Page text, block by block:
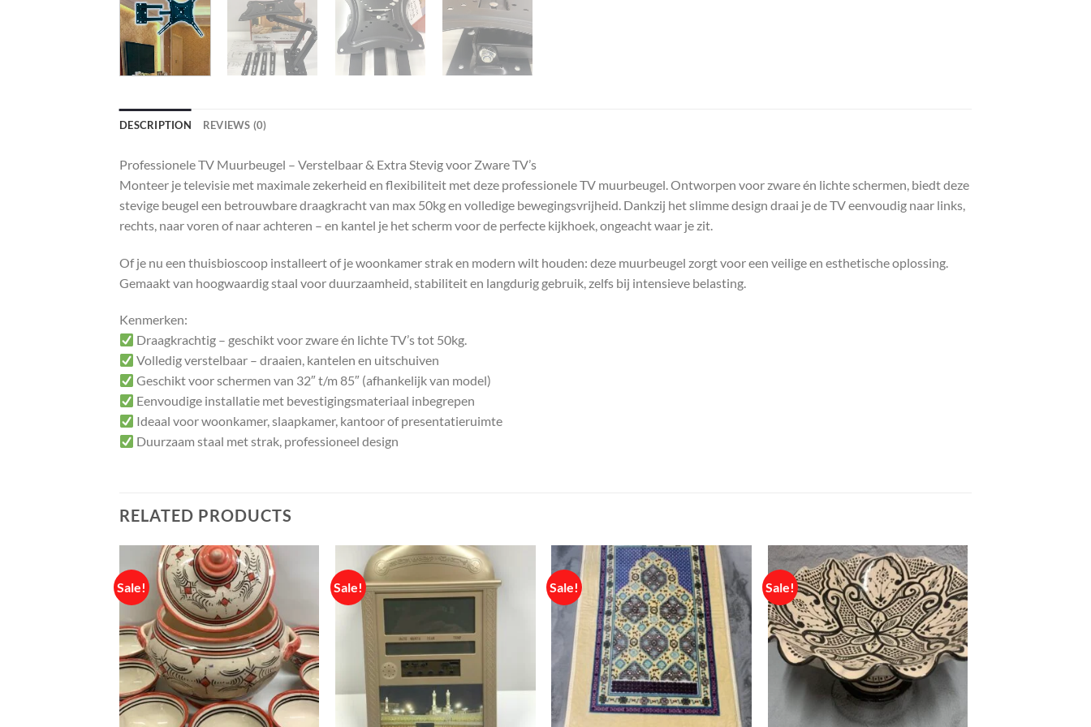
DESCRIPTION REVIEWS (0)
Professionele TV Muurbeugel – Verstelbaar & Extra Stevig voor Zware TV’s
Monteer je televisie met maximale zekerheid en flexibiliteit met deze professionele TV muurbeugel. Ontworpen voor zware én lichte schermen, biedt deze
stevige beugel een betrouwbare draagkracht van max 50kg en volledige bewegingsvrijheid. Dankzij het slimme design draai je de TV eenvoudig naar links,
rechts, naar voren of naar achteren – en kantel je het scherm voor de perfecte kijkhoek, ongeacht waar je zit.
Of je nu een thuisbioscoop installeert of je woonkamer strak en modern wilt houden: deze muurbeugel zorgt voor een veilige en esthetische oplossing.
Gemaakt van hoogwaardig staal voor duurzaamheid, stabiliteit en langdurig gebruik, zelfs bij intensieve belasting.
Kenmerken:
Draagkrachtig – geschikt voor zware én lichte TV’s tot 50kg.
Volledig verstelbaar – draaien, kantelen en uitschuiven
Geschikt voor schermen van 32″ t/m 85″ (afhankelijk van model)
Eenvoudige installatie met bevestigingsmateriaal inbegrepen
Ideaal voor woonkamer, slaapkamer, kantoor of presentatieruimte
Duurzaam staal met strak, professioneel design
RELATED PRODUCTS
Sale! Sale! Sale! Sale!